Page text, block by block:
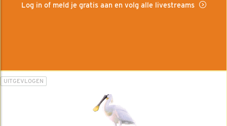
Log in of meld je gratis aan en volg alle livestreams
UITGEVLOGEN